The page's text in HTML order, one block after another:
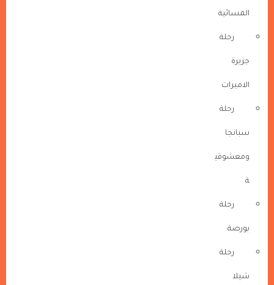
المسائية
رحلة
جزيرة
الاميرات
رحلة
سبانجا
ومعشوقي
ة
رحلة
بورصة
رحلة
شيلا